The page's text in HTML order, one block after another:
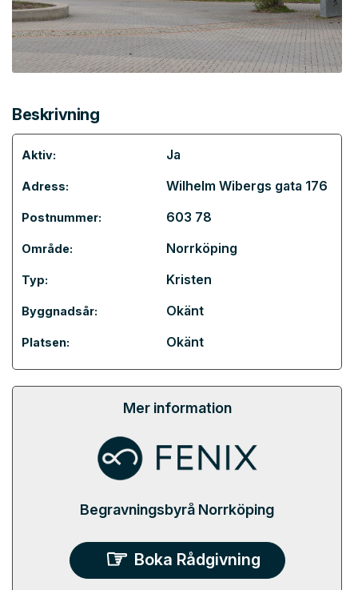
Beskrivning
Aktiv: Ja
Adress: Wilhelm Wibergs gata 176
Postnummer: 603 78
Område: Norrköping
Typ: Kristen
Byggnadsår: Okänt
Platsen: Okänt
Mer information
Begravningsbyrå Norrköping
Boka Rådgivning